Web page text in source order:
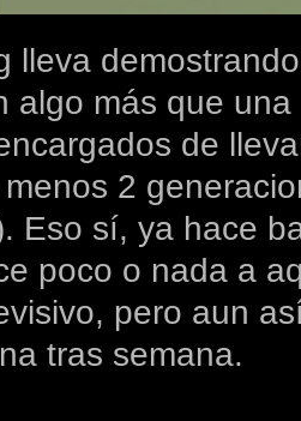
lleva
algo más que
de
2
Eso sí, ya hace
poco o nada a
pero aun
tras semana.